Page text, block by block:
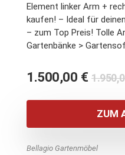
Element linker Arm +
kaufen! – Ideal für
– zum Top Preis! Tolle
Gartenbänke >
1.500,00 €
ZUM
Bellagio Gartenmöbel